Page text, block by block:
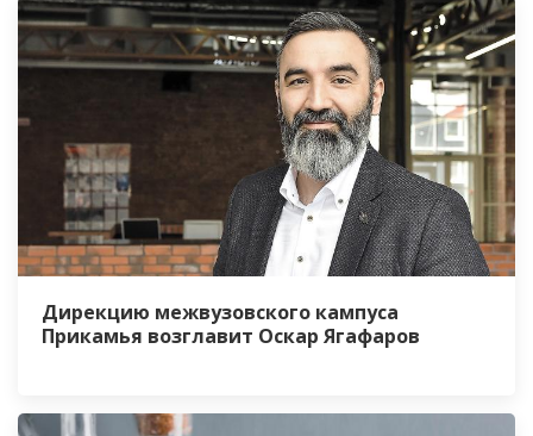
Дирекцию межвузовского кампуса
Прикамья возглавит Оскар Ягафаров